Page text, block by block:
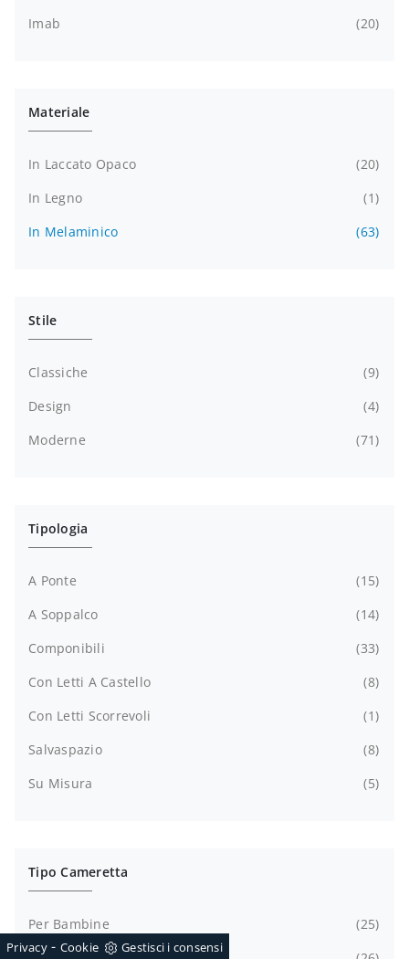
Imab
20
Materiale
In Laccato Opaco
20
In Legno
1
In Melaminico
63
Stile
Classiche
9
Design
4
Moderne
71
Tipologia
A Ponte
15
A Soppalco
14
Componibili
33
Con Letti A Castello
8
Con Letti Scorrevoli
1
Salvaspazio
8
Su Misura
5
Tipo Cameretta
Per Bambine
25
Privacy- Cookie Gestisci i consensi